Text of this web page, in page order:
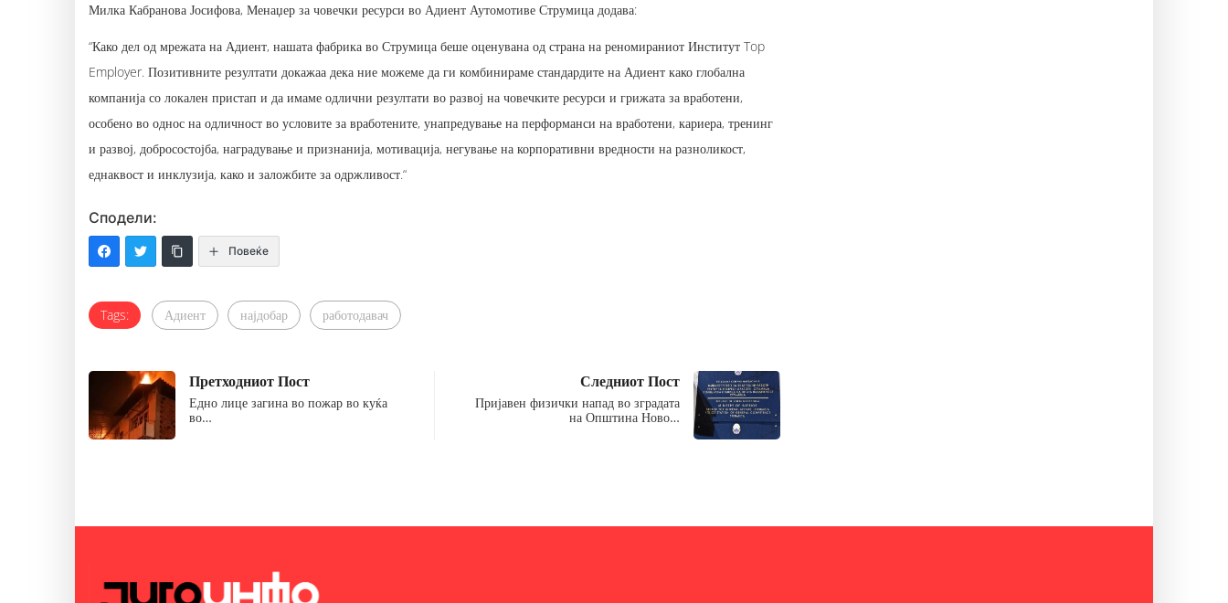
Милка Кабранова Јосифова, Менаџер за човечки ресурси во Адиент Аутомотиве Струмица додава:
“Како дел од мрежата на Адиент, нашата фабрика во Струмица беше оценувана од страна на реномираниот Институт Top
Employer. Позитивните резултати докажаа дека ние можеме да ги комбинираме стандардите на Адиент како глобална
компанија со локален пристап и да имаме одлични резултати во развој на човечките ресурси и грижата за вработени,
особено во однос на одличност во условите за вработените, унапредување на перформанси на вработени, кариера, тренинг
и развој, добросостојба, наградување и признанија, мотивација, негување на корпоративни вредности на разноликост,
еднаквост и инклузија, како и заложбите за одржливост.“
Сподели:
Повеќе
Tags: Адиент најдобар работодавач
Претходниот Пост
Едно лице загина во пожар во куќа
во…
Следниот Пост
Пријавен физички напад во зградата
на Општина Ново…